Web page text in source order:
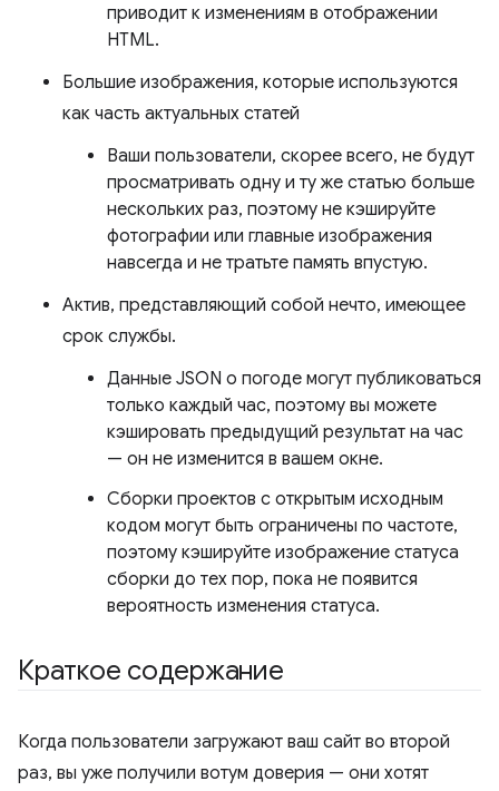
приводит к изменениям в отображении
HTML.
Большие изображения, которые используются
как часть актуальных статей
Ваши пользователи, скорее всего, не будут
просматривать одну и ту же статью больше
нескольких раз, поэтому не кэшируйте
фотографии или главные изображения
навсегда и не тратьте память впустую.
Актив, представляющий собой нечто, имеющее
срок службы.
Данные JSON о погоде могут публиковаться
только каждый час, поэтому вы можете
кэшировать предыдущий результат на час
— он не изменится в вашем окне.
Сборки проектов с открытым исходным
кодом могут быть ограничены по частоте,
поэтому кэшируйте изображение статуса
сборки до тех пор, пока не появится
вероятность изменения статуса.
Краткое содержание
Когда пользователи загружают ваш сайт во второй
раз, вы уже получили вотум доверия — они хотят